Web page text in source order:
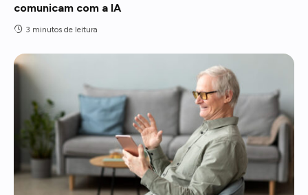
comunicam com a IA
3 minutos de leitura